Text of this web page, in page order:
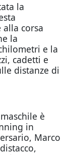
la
corsa
la
e la
cadetti e
distanze di
è
in
Marco